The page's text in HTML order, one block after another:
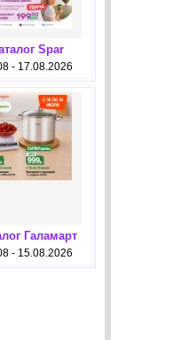
Spar
- 17.08.2026
Галамарт
- 15.08.2026